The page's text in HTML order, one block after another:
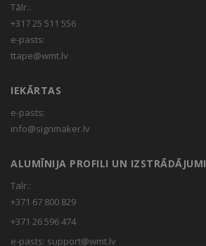
Tālr.:
+317 25 511 556
e-pasts:
ttape@wmt.lv
IEKĀRTAS
e-pasts:
info@signmaker.lv
ALUMĪNIJA PROFILI UN IZSTRĀDĀJUMI
Talr.:
+371 67 800 829
+371 26 596 474
e-pasts: support@wmt.lv